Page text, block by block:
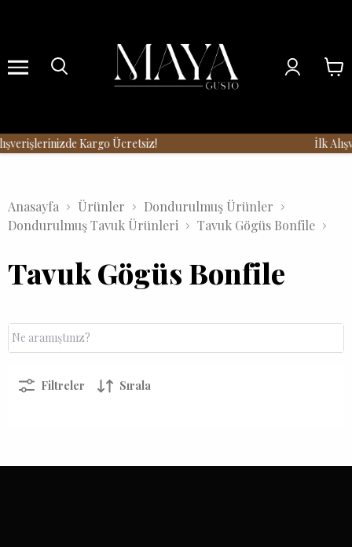
Kargo Ücretsiz! İlk
Anasayfa Ürünler
Dondurulmuş Ürünler
Dondurulmuş Tavuk Ürünleri
Tavuk Gögüs Bonfile
Tavuk Gögüs Bonfile
Filtreler Sırala